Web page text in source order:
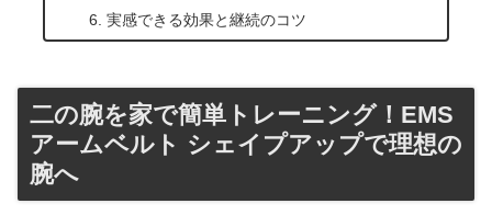
実感できる効果と継続のコツ
二の腕を家で簡単トレーニング！EMS
アームベルト シェイプアップで理想の
腕へ